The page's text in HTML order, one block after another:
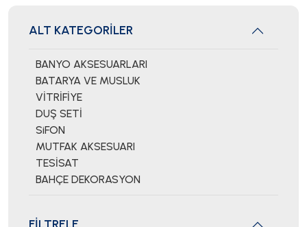
ALT KATEGORİLER
BANYO AKSESUARLARI
BATARYA VE MUSLUK
VİTRİFİYE
DUŞ SETİ
SiFON
MUTFAK AKSESUARI
TESİSAT
BAHÇE DEKORASYON